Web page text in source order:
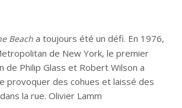
Beach a toujours été un défi. En 1976,
de New York, le premier
de Philip Glass et Robert Wilson a
provoquer des cohues et laissé des
la rue. Olivier Lamm